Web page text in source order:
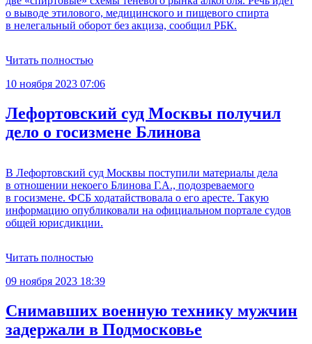
о выводе этилового, медицинского и пищевого спирта
в нелегальный оборот без акциза, сообщил РБК.
Читать полностью
10 ноября 2023 07:06
Лефортовский суд Москвы получил
дело о госизмене Блинова
В Лефортовский суд Москвы поступили материалы дела
в отношении некоего Блинова Г.А., подозреваемого
в госизмене. ФСБ ходатайствовала о его аресте. Такую
информацию опубликовали на официальном портале судов
общей юрисдикции.
Читать полностью
09 ноября 2023 18:39
Снимавших военную технику мужчин
задержали в Подмосковье